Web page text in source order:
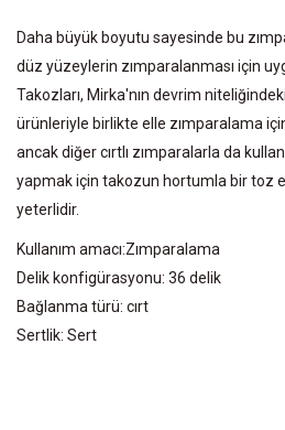
Daha büyük boyutu sayesinde bu
düz yüzeylerin zımparalanması için
Takozları, Mirka'nın devrim
ürünleriyle birlikte elle zımparalama
ancak diğer cırtlı zımparalarla da
yapmak için takozun hortumla bir toz
yeterlidir.
Kullanım amacı:Zımparalama
Delik konfigürasyonu: 36 delik
Bağlanma türü: cırt
Sertlik: Sert